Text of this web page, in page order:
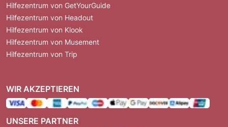
Hilfezentrum von GetYourGuide
Hilfezentrum von Headout
Hilfezentrum von Klook
Hilfezentrum von Musement
Hilfezentrum von Trip
WIR AKZEPTIEREN
UNSERE PARTNER